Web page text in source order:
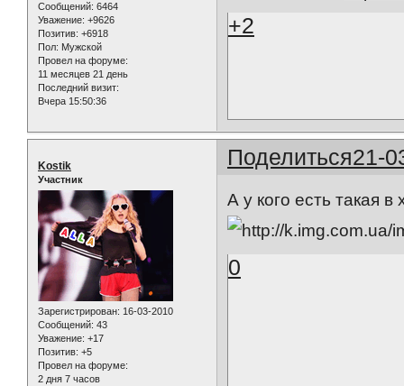
Сообщений: 6464
Уважение: +9626
Позитив: +6918
Пол: Мужской
Провел на форуме:
11 месяцев 21 день
Последний визит:
Вчера 15:50:36
+2
Поделиться21-
Kostik
Участник
Зарегистрирован: 16-03-2010
Сообщений: 43
Уважение: +17
Позитив: +5
Провел на форуме:
2 дня 7 часов
А у кого есть такая
0